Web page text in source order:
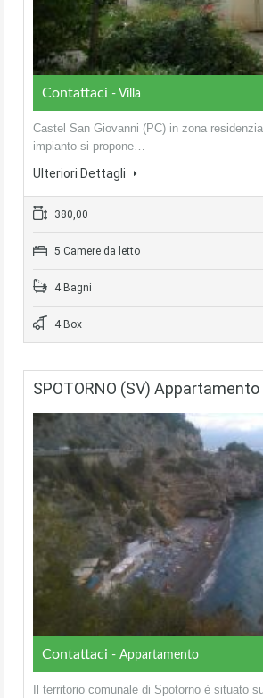
Contattaci - Villa
Castel San Giovanni (PC) in zona
impianto si propone…
Ulteriori Dettagli
380,00
5 Camere da letto
4 Bagni
4 Box
SPOTORNO (SV)
Contattaci - Appartamento
Il territorio comunale di Spotorno è situato